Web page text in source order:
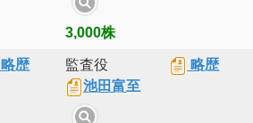
3,000株
略歴
監査役
池田富至
略歴